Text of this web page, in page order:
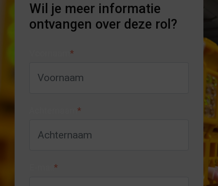
Wil je meer informatie
ontvangen over deze rol?
*
*
*